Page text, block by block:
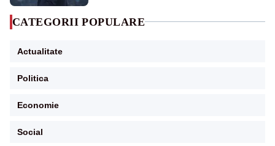
CATEGORII POPULARE
Actualitate
Politica
Economie
Social